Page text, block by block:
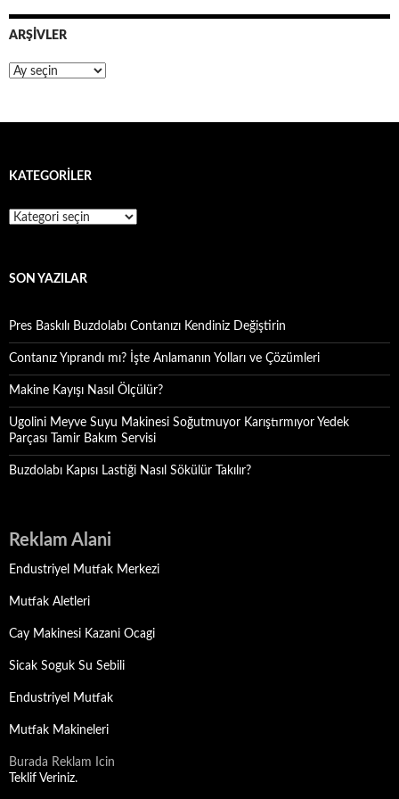
ARŞIVLER
Arşivler
KATEGORILER
Kategoriler
SON YAZILAR
Pres Baskılı Buzdolabı Contanızı Kendiniz Değiştirin
Contanız Yıprandı mı? İşte Anlamanın Yolları ve Çözümleri
Makine Kayışı Nasıl Ölçülür?
Ugolini Meyve Suyu Makinesi Soğutmuyor Karıştırmıyor Yedek
Parçası Tamir Bakım Servisi
Buzdolabı Kapısı Lastiği Nasıl Sökülür Takılır?
Reklam Alani
Endustriyel Mutfak Merkezi
Mutfak Aletleri
Cay Makinesi Kazani Ocagi
Sicak Soguk Su Sebili
Endustriyel Mutfak
Mutfak Makineleri
Burada Reklam Icin
Teklif Veriniz.